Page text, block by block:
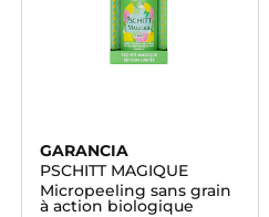
GARANCIA
PSCHITT MAGIQUE
Micropeeling sans grain
à action biologique